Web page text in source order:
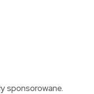
sponsorowane.